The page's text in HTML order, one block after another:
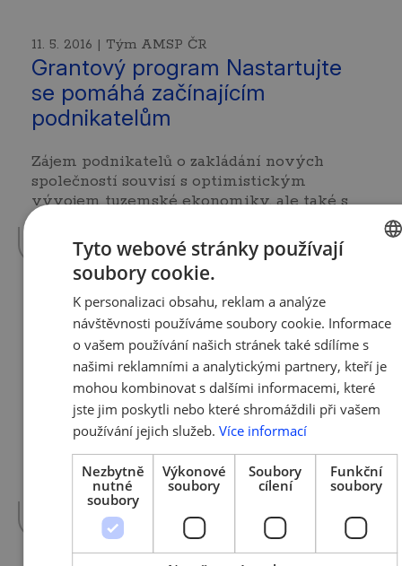
11. 5. 2016 | Tým AMSP ČR
Grantový program Nastartujte
se pomáhá začínajícím
podnikatelům
Zájem podnikatelů o zakládání nových
společností souvisí s optimistickým
vývojem tuzemské ekonomiky, ale také s
9. 5. 2016 | Tým AMSP ČR
AMSP ČR a KB nadělují: Milion
korun pro začínající podnikatele
v rámci projektu Svou cestou!
AMSP ČR se svými partnery každý rok
rozdělí téměř dva miliony korun mladým
podnikatelům, řemeslníkům, ženám v
podnikání nebo…
více »
Tyto webové stránky používají
soubory cookie.
K personalizaci obsahu, reklam a analýze
návštěvnosti používáme soubory cookie. Informace
o vašem používání našich stránek také sdílíme s
našimi reklamními a analytickými partnery, kteří je
mohou kombinovat s dalšími informacemi, které
jste jim poskytli nebo které shromáždili při vašem
používání jejich služeb. Více informací
Nezbytně
nutné
soubory
Výkonové
soubory
Soubory
cílení
Funkční
soubory